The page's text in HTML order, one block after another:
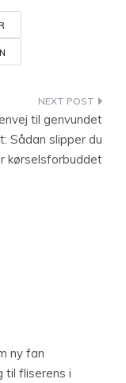
til genvundet
Sådan slipper du
kørselsforbuddet
ny fan
til fliserens i